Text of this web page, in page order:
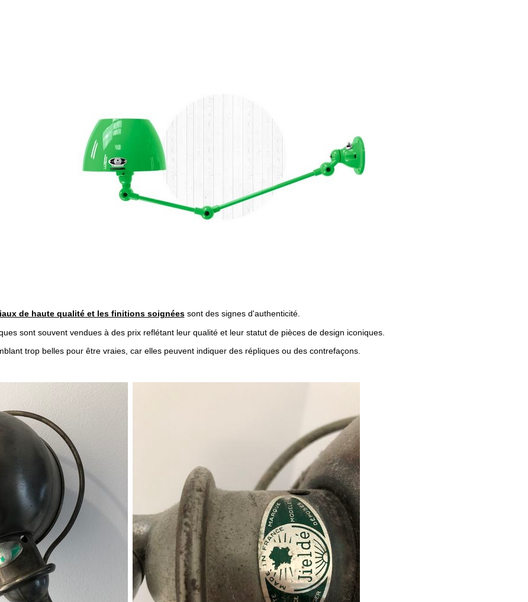
de haute qualité et les finitions soignéessont des signes d'authenticité.
sont souvent vendues à des prix reflétant leur qualité et leur statut de pièces de design iconiques.
trop belles pour être vraies, car elles peuvent indiquer des répliques ou des contrefaçons.